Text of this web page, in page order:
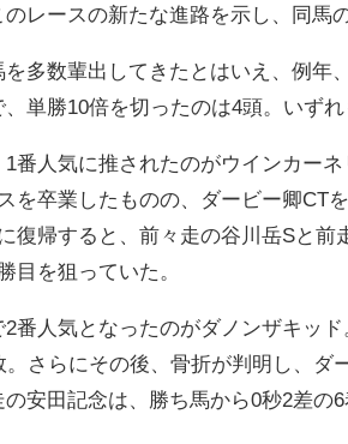
のレースの新たな進路を示し、同
を多数輩出してきたとはいえ、例年
、単勝10倍を切ったのは4頭。いず
1番人気に推されたのがウインカー
を卒業したものの、ダービー卿CT
復帰すると、前々走の谷川岳Sと
目を狙っていた。
2番人気となったのがダノンザキッ
。さらにその後、骨折が判明し、
の安田記念は、勝ち馬から0秒2差